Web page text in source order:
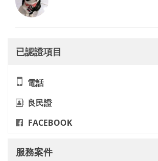
已認證項目
電話
良民證
FACEBOOK
服務案件